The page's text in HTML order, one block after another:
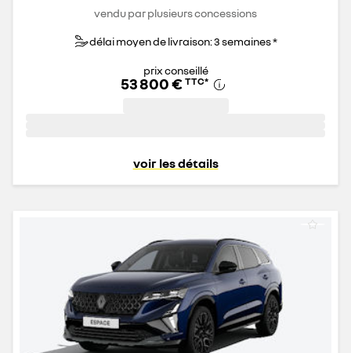
vendu par plusieurs concessions
délai moyen de livraison: 3 semaines *
prix conseillé
53 800 € TTC*
voir les détails